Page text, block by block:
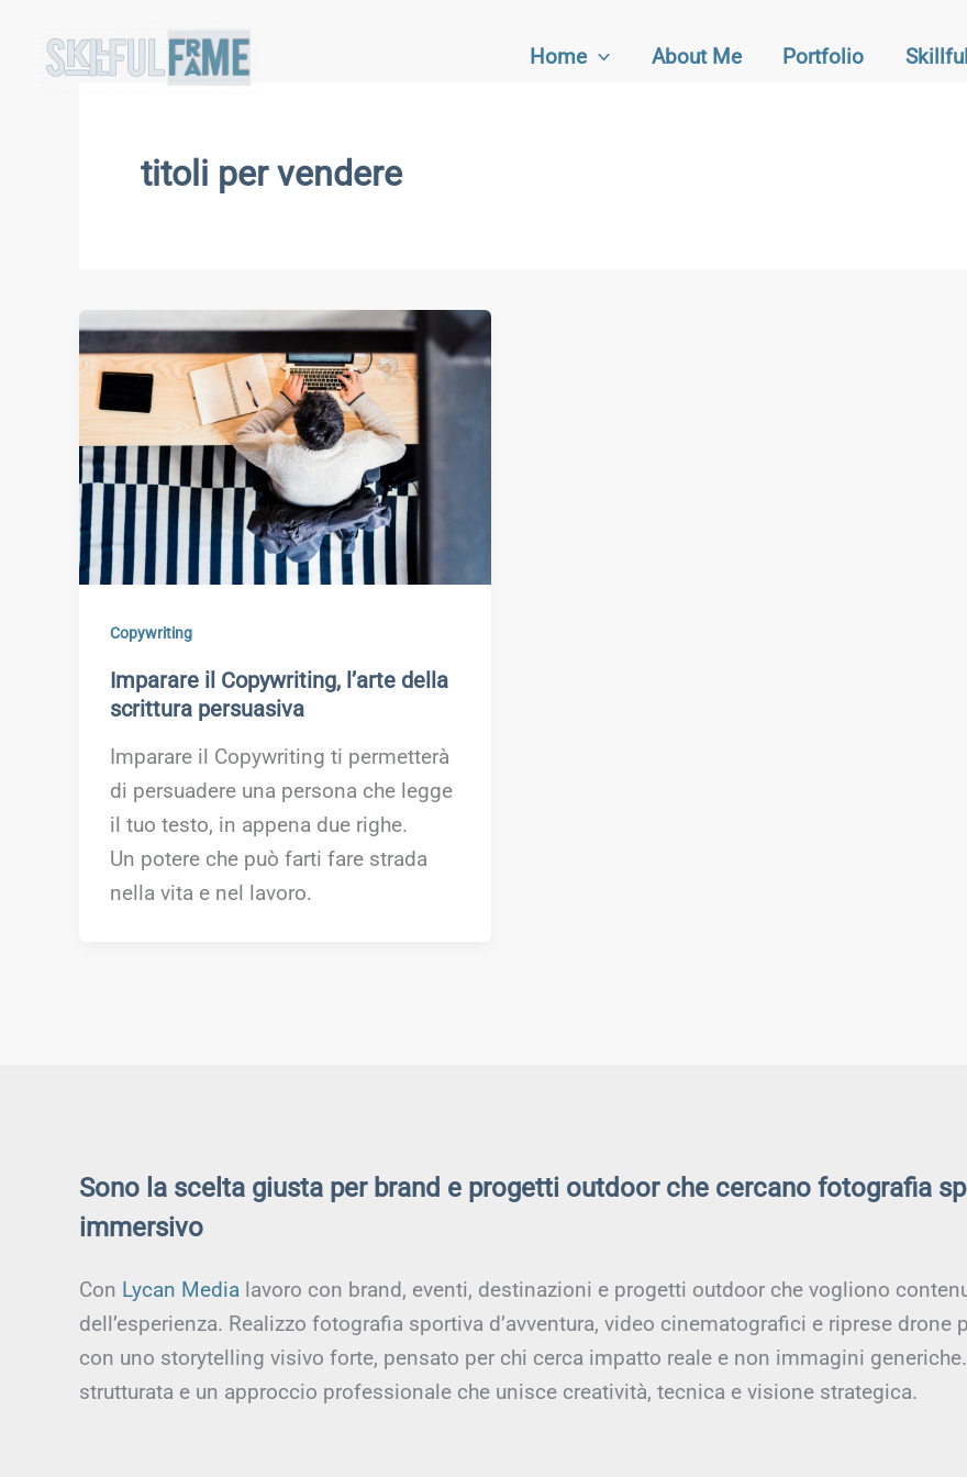
contenuto
Home About Me Portfolio
titoli per vendere
Copywriting
Imparare il Copywriting, l’arte della
scrittura persuasiva
Imparare il Copywriting ti permetterà
di persuadere una persona che legge
il tuo testo, in appena due righe.
Un potere che può farti fare strada
nella vita e nel lavoro.
Sono la scelta giusta per brand e progetti outdoor che cercano fotografia
immersivo
Con Lycan Media lavoro con brand, eventi, destinazioni e progetti outdoor che vogliono
dell’esperienza. Realizzo fotografia sportiva d’avventura, video cinematografici e riprese
con uno storytelling visivo forte, pensato per chi cerca impatto reale e non immagini generiche.
strutturata e un approccio professionale che unisce creatività, tecnica e visione strategica.